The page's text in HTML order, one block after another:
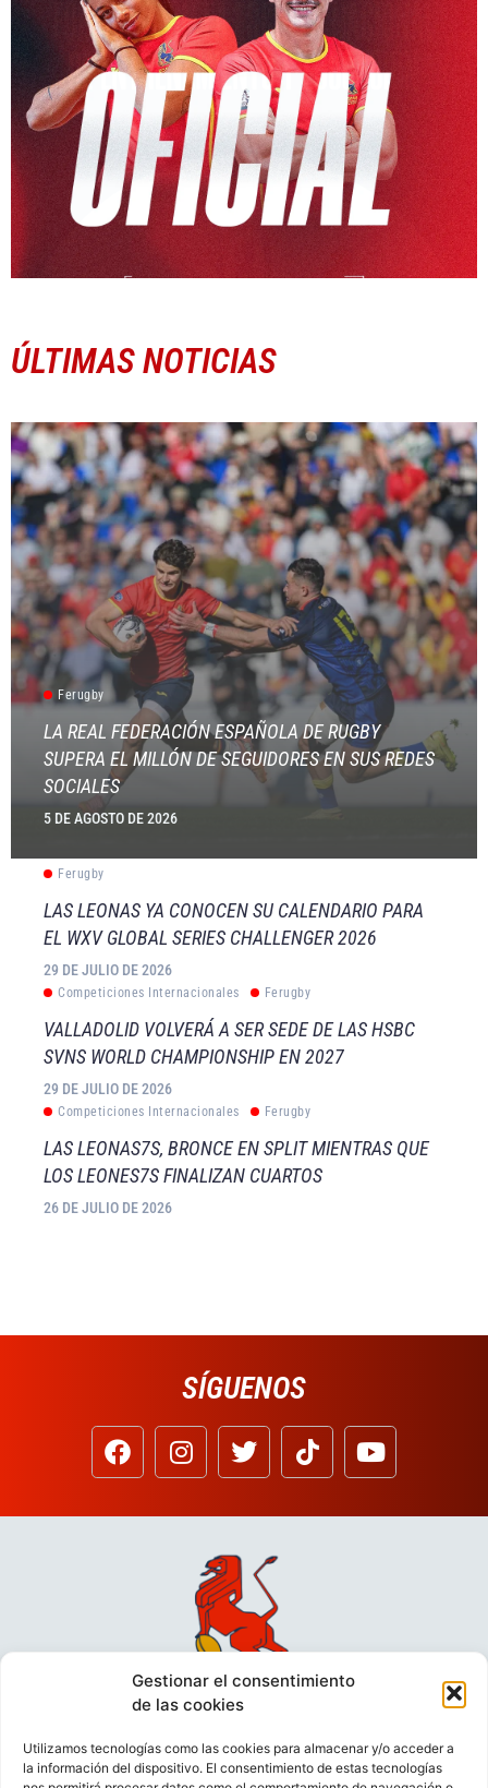
Gestionar el consentimiento
de las cookies
Utilizamos tecnologías como las cookies para almacenar y/o acceder a
la información del dispositivo. El consentimiento de estas tecnologías
ÚLTIMAS NOTICIAS
Ferugby
LA REAL FEDERACIÓN ESPAÑOLA DE RUGBY
SUPERA EL MILLÓN DE SEGUIDORES EN SUS REDES
SOCIALES
5 DE AGOSTO DE 2026
Ferugby
LAS LEONAS YA CONOCEN SU CALENDARIO PARA
EL WXV GLOBAL SERIES CHALLENGER 2026
29 DE JULIO DE 2026
Competiciones Internacionales Ferugby
VALLADOLID VOLVERÁ A SER SEDE DE LAS HSBC
SVNS WORLD CHAMPIONSHIP EN 2027
29 DE JULIO DE 2026
Competiciones Internacionales Ferugby
LAS LEONAS7S, BRONCE EN SPLIT MIENTRAS QUE
LOS LEONES7S FINALIZAN CUARTOS
26 DE JULIO DE 2026
SÍGUENOS